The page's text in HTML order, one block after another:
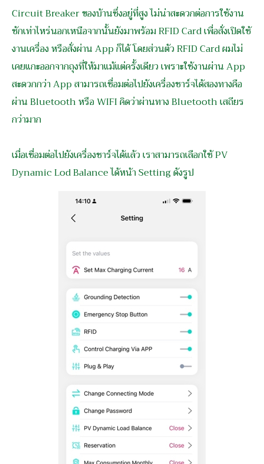
Circuit Breaker ของบ้านซึ่งอยู่ที่สูง ไม่น่าสะดวกต่อการใช้งาน
ซักเท่าไหร่นอกเหนือจากนั้นยังมาพร้อม RFID Card เพื่อสั่งเปิดใช้
งานเครื่อง หรือสั่งผ่าน App ก็ได้ โดยส่วนตัว RFID Card ผมไม่
เคยแกะออกจากถุงที่ให้มาแม้แต่ครั้งเดียว เพราะใช้งานผ่าน App
สะดวกกว่า App สามารถเชื่อมต่อไปยังเครื่องชาร์จได้สองทางคือ
ผ่าน Bluetooth หรือ WIFI คิดว่าผ่านทาง Bluetooth เสถียร
กว่ามาก
เมื่อเชื่อมต่อไปยังเครื่องชาร์จได้แล้ว เราสามารถเลือกใช้ PV
Dynamic Lod Balance ได้หน้า Setting ดังรูป